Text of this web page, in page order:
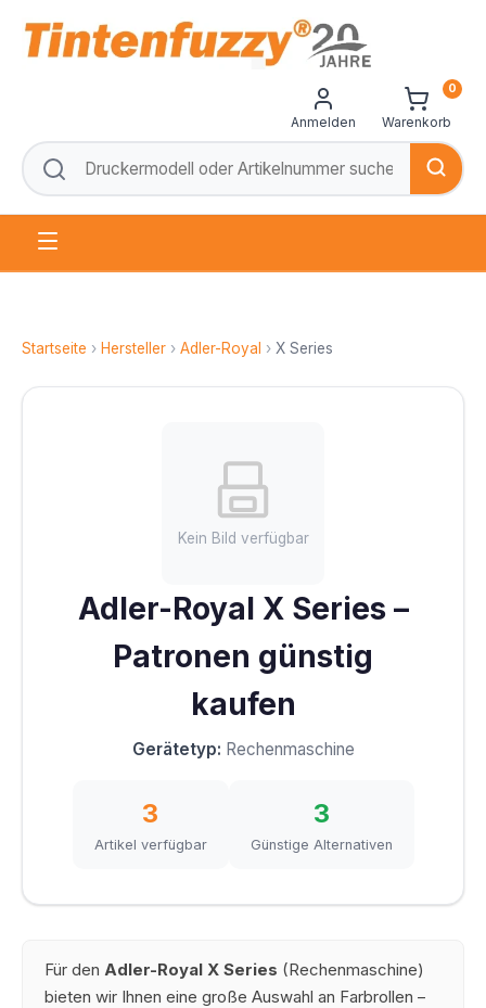
Anmelden Warenkorb
0
Startseite › Hersteller › Adler-Royal › X Series
Kein Bild verfügbar
Adler-Royal X Series –
Patronen günstig
kaufen
Gerätetyp: Rechenmaschine
3
Artikel verfügbar
3
Günstige Alternativen
Für den Adler-Royal X Series (Rechenmaschine)
bieten wir Ihnen eine große Auswahl an Farbrollen –